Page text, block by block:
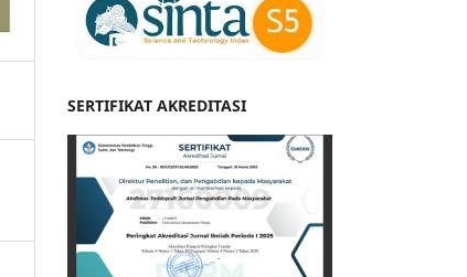
SERTIFIKAT AKREDITASI